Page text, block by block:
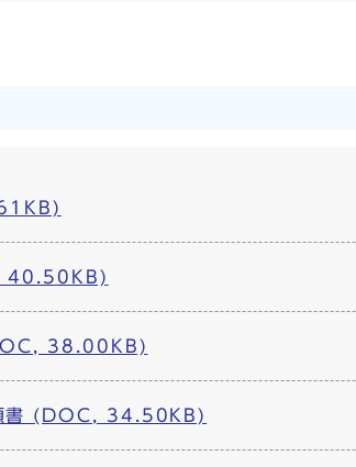
40.50KB)
38.00KB)
書 (DOC, 34.50KB)